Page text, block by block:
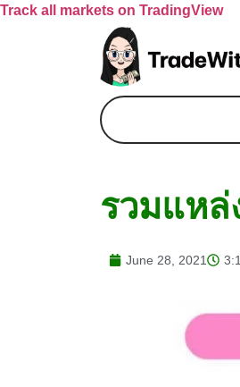
Track all markets on TradingView
รวมแหล่
June 28, 2021